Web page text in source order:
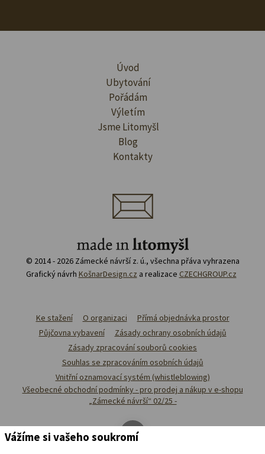
Úvod
Ubytování
Pořádám
Výletím
Jsme Litomyšl
Blog
Kontakty
© 2014 - 2026 Zámecké návrší z. ú., všechna přáva vyhrazena
Grafický návrh KošnarDesign.cz a realizace CZECHGROUP.cz
Ke stažení O organizaci
Přímá objednávka prostor
Půjčovna vybavení
Zásady ochrany osobních údajů
Zásady zpracování souborů cookies
Souhlas se zpracováním osobních údajů
Vnitřní oznamovací systém (whistleblowing)
Všeobecné obchodní podmínky - pro prodej a nákup v e-shopu
„Zámecké návrší“ 02/25 -
Vážíme si vašeho soukromí